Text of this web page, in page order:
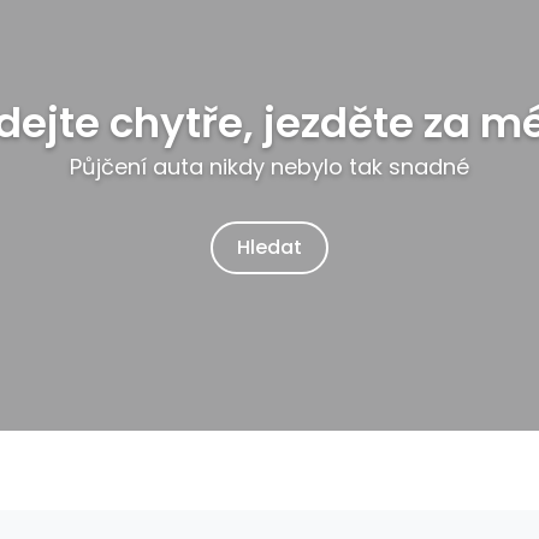
chytře, jezděte za
Půjčení auta nikdy nebylo tak snadné
Hledat